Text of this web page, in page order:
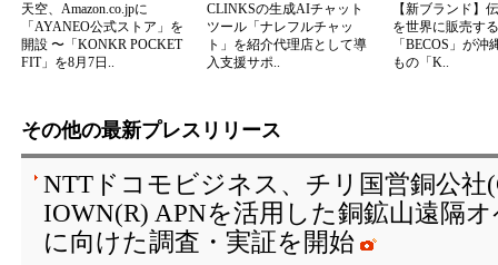
天空、Amazon.co.jpに
「AYANEO公式ストア」を
開設 〜「KONKR POCKET
FIT」を8月7日..
CLINKSの生成AIチャット
ツール「ナレフルチャッ
ト」を紹介代理店として導
入支援サポ..
【新ブランド】
を世界に販売す
「BECOS」が沖
もの「K..
その他の最新プレスリリース
NTTドコモビジネス、チリ国営銅公社
IOWN(R) APNを活用した銅鉱山遠隔
に向けた調査・実証を開始